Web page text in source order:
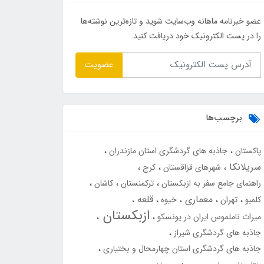
عضو خبرنامه ماهانه وب‌سایت شوید و تازه‌ترین نوشته‌ها
را در پست الکترونیک خود دریافت کنید.
عضویت
برچسب‌ها
پاکستان جاذبه های گردشگری استان مازندران
سریلانکا شهرهای قزاقستان کرج
راهنمای جامع سفر به ازبکستان ترکمنستان کاشان
کلمبو تهران معماری خیوه قلعه
میراث ناملموس ایران در یونسکو ازبکستان
جاذبه های گردشگری شیراز
جاذبه های گردشگری استان چهارمحال و بختیاری